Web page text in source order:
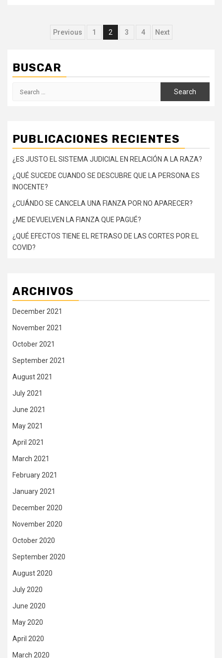
Posts
Previous 1 2 3 4 Next
BUSCAR
PUBLICACIONES RECIENTES
¿ES JUSTO EL SISTEMA JUDICIAL EN RELACIÓN A LA RAZA?
¿QUÉ SUCEDE CUANDO SE DESCUBRE QUE LA PERSONA ES
INOCENTE?
¿CUÁNDO SE CANCELA UNA FIANZA POR NO APARECER?
¿ME DEVUELVEN LA FIANZA QUE PAGUÉ?
¿QUÉ EFECTOS TIENE EL RETRASO DE LAS CORTES POR EL
COVID?
ARCHIVOS
December 2021
November 2021
October 2021
September 2021
August 2021
July 2021
June 2021
May 2021
April 2021
March 2021
February 2021
January 2021
December 2020
November 2020
October 2020
September 2020
August 2020
July 2020
June 2020
May 2020
April 2020
March 2020